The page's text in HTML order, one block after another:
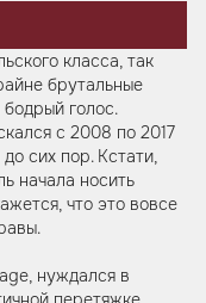
класса, так
брутальные
голос.
с 2008 по 2017
сих пор. Кстати,
начала носить
что это вовсе
нуждался в